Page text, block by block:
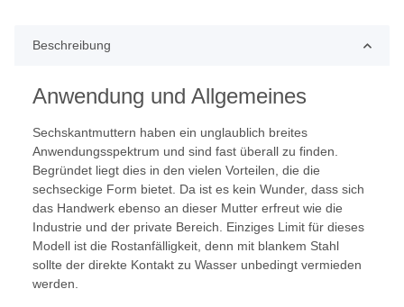
Beschreibung
Anwendung und Allgemeines
Sechskantmuttern haben ein unglaublich breites
Anwendungsspektrum und sind fast überall zu finden.
Begründet liegt dies in den vielen Vorteilen, die die
sechseckige Form bietet. Da ist es kein Wunder, dass sich
das Handwerk ebenso an dieser Mutter erfreut wie die
Industrie und der private Bereich. Einziges Limit für dieses
Modell ist die Rostanfälligkeit, denn mit blankem Stahl
sollte der direkte Kontakt zu Wasser unbedingt vermieden
werden.